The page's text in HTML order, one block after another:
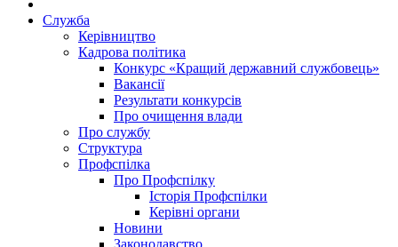
Служба
Керівництво
Кадрова політика
Конкурс «Кращий державний службовець»
Вакансії
Результати конкурсів
Про очищення влади
Про службу
Структура
Профспілка
Про Профспілку
Історія Профспілки
Керівні органи
Новини
Законодавство